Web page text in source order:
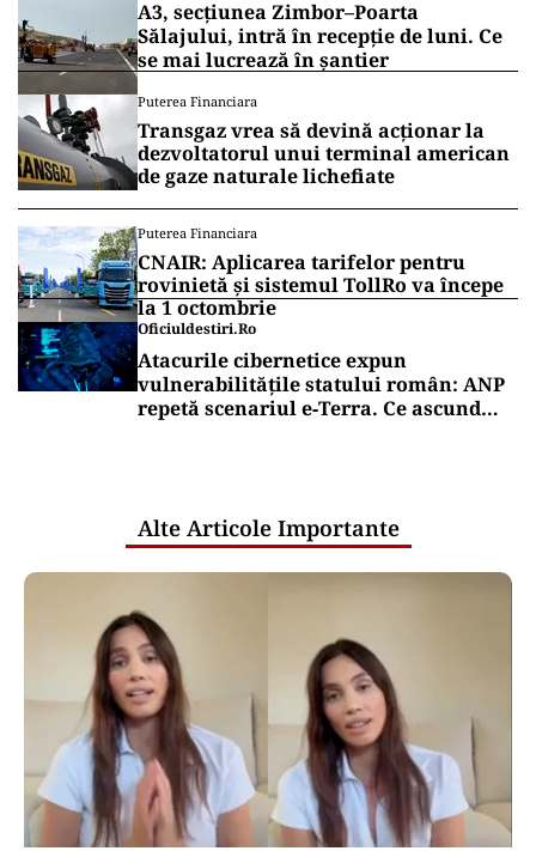
A3, secțiunea Zimbor–Poarta
Sălajului, intră în recepție de luni. Ce
se mai lucrează în șantier
Puterea Financiara
Transgaz vrea să devină acționar la
dezvoltatorul unui terminal american
de gaze naturale lichefiate
Puterea Financiara
CNAIR: Aplicarea tarifelor pentru
rovinietă și sistemul TollRo va începe
la 1 octombrie
Oficiuldestiri.ro
Atacurile cibernetice expun
vulnerabilitățile statului român: ANP
repetă scenariul e‑Terra. Ce ascund
Alte Articole Importante